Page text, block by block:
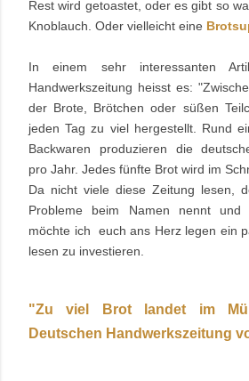
Rest wird getoastet, oder es gibt so
Knoblauch. Oder vielleicht eine
In einem sehr interessanten
Handwerkszeitung heisst es: "
der Brote, Brötchen oder süßen
jeden Tag zu viel hergestellt. Rund
Backwaren produzieren die
pro Jahr. Jedes fünfte Brot wird im
Da nicht viele diese Zeitung lesen,
Probleme beim Namen nennt und
möchte ich euch ans Herz legen ein
lesen zu investieren.
"Zu viel Brot landet im
Deutschen Handwerkszeitung